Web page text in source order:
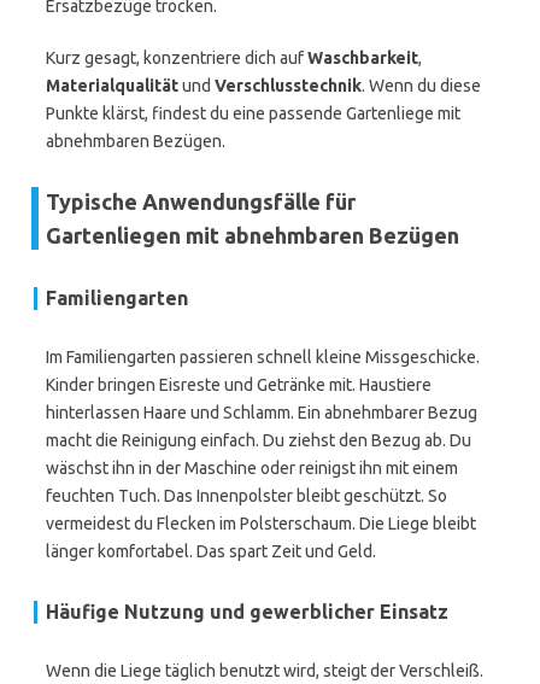
Ersatzbezüge trocken.
Kurz gesagt, konzentriere dich aufWaschbarkeit,
Materialqualitätund Verschlusstechnik. Wenn du diese
Punkte klärst, findest du eine passende Gartenliege mit
abnehmbaren Bezügen.
Typische Anwendungsfälle für
Gartenliegen mit abnehmbaren Bezügen
Familiengarten
Im Familiengarten passieren schnell kleine Missgeschicke.
Kinder bringen Eisreste und Getränke mit. Haustiere
hinterlassen Haare und Schlamm. Ein abnehmbarer Bezug
macht die Reinigung einfach. Du ziehst den Bezug ab. Du
wäschst ihn in der Maschine oder reinigst ihn mit einem
feuchten Tuch. Das Innenpolster bleibt geschützt. So
vermeidest du Flecken im Polsterschaum. Die Liege bleibt
länger komfortabel. Das spart Zeit und Geld.
Häufige Nutzung und gewerblicher Einsatz
Wenn die Liege täglich benutzt wird, steigt der Verschleiß.